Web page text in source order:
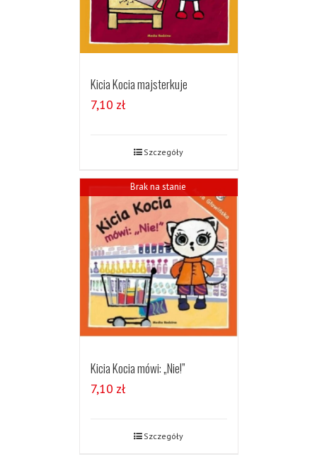
Kicia Kocia majsterkuje
7,10 zł
Szczegóły
Brak na stanie
Kicia Kocia mówi: „Nie!”
7,10 zł
Szczegóły